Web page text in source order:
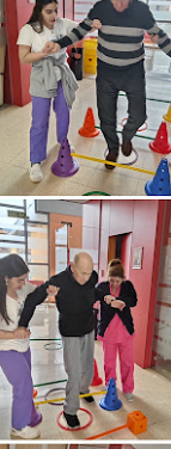
de día, a renovar el
de apoyo a la
un
que participe en
🎂🎉
de nuestra
y muchas